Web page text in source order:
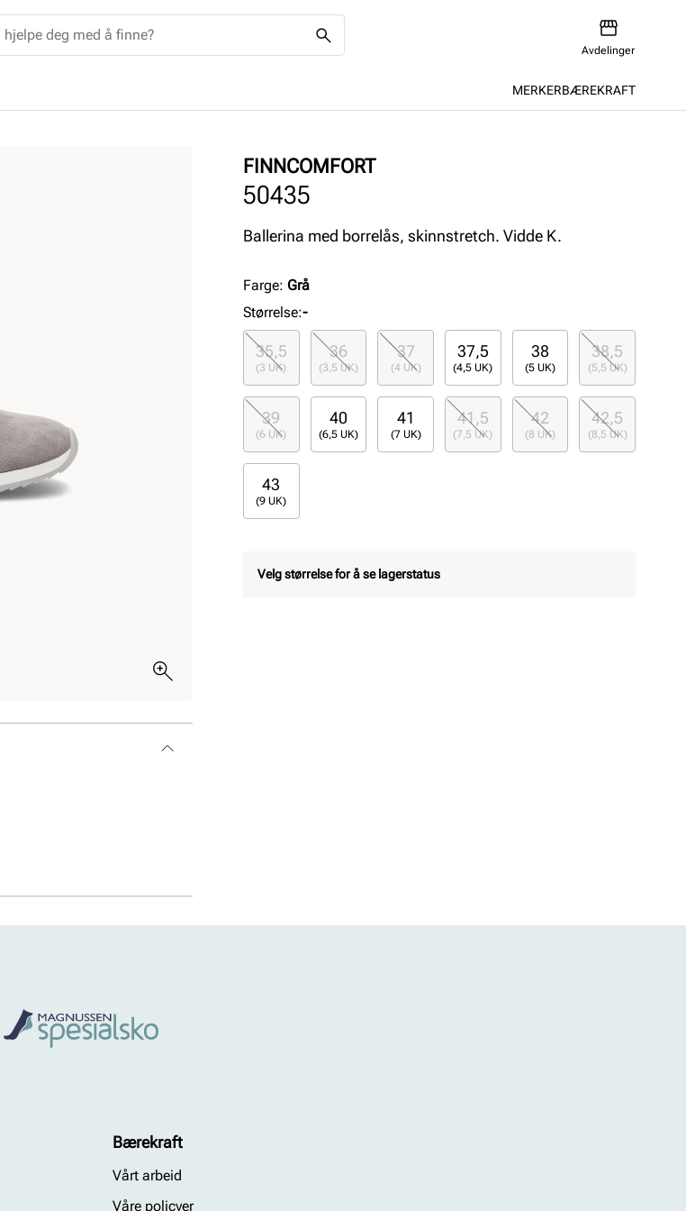
Avdelinger
MERKERBÆREKRAFT
FINNCOMFORT
50435
Ballerina med borrelås, skinnstretch. Vidde K.
Farge: Grå
Størrelse:-
35,5
(3 UK)
36
(3,5 UK)
37
(4 UK)
37,5
(4,5 UK)
38
(5 UK)
38,5
(5,5 UK)
39
(6 UK)
40
(6,5 UK)
41
(7 UK)
41,5
(7,5 UK)
42
(8 UK)
42,5
(8,5 UK)
43
(9 UK)
Velg størrelse for å se lagerstatus
Bærekraft
Vårt arbeid
Våre policyer